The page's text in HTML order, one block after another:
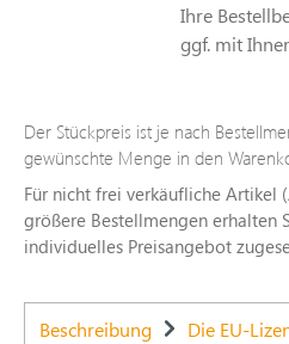
Ihre
ggf. mit
Der Stückpreis ist je nach
gewünschte Menge in den
Für nicht frei verkäufliche Artikel
größere Bestellmengen erhalten
individuelles Preisangebot
Beschreibung
Die EU-